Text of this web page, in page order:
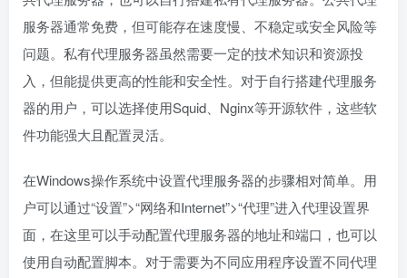
服务器通常免费，但可能存在速度慢、不稳定或安全风险等
问题。私有代理服务器虽然需要一定的技术知识和资源投
入，但能提供更高的性能和安全性。对于自行搭建代理服务
器的用户，可以选择使用Squid、Nginx等开源软件，这些软
件功能强大且配置灵活。
在Windows操作系统中设置代理服务器的步骤相对简单。用
户可以通过“设置”>“网络和Internet”>“代理”进入代理设置界
面，在这里可以手动配置代理服务器的地址和端口，也可以
使用自动配置脚本。对于需要为不同应用程序设置不同代理